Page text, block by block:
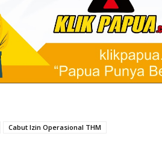
Cabut Izin Operasional THM